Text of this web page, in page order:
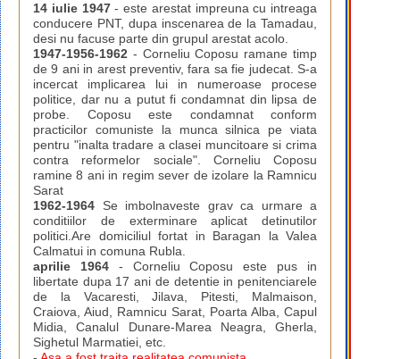
14 iulie 1947- este arestat impreuna cu intreaga
conducere PNT, dupa inscenarea de la Tamadau,
desi nu facuse parte din grupul arestat acolo.
1947-1956-1962 - Corneliu Coposu ramane timp
de 9 ani in arest preventiv, fara sa fie judecat. S-a
incercat implicarea lui in numeroase procese
politice, dar nu a putut fi condamnat din lipsa de
probe. Coposu este condamnat conform
practicilor comuniste la munca silnica pe viata
pentru "inalta tradare a clasei muncitoare si crima
contra reformelor sociale". Corneliu Coposu
ramine 8 ani in regim sever de izolare la Ramnicu
Sarat
1962-1964 Se imbolnaveste grav ca urmare a
conditiilor de exterminare aplicat detinutilor
politici.Are domiciliul fortat in Baragan la Valea
Calmatui in comuna Rubla.
aprilie 1964- Corneliu Coposu este pus in
libertate dupa 17 ani de detentie in penitenciarele
de la Vacaresti, Jilava, Pitesti, Malmaison,
Craiova, Aiud, Ramnicu Sarat, Poarta Alba, Capul
Midia, Canalul Dunare-Marea Neagra, Gherla,
Sighetul Marmatiei, etc.